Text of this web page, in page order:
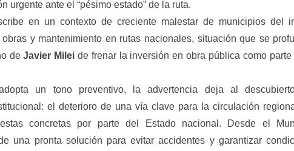
urgente ante el “pésimo estado” de la ruta.
en un contexto de creciente malestar de municipios del
y mantenimiento en rutas nacionales, situación que se
deJavier Milei de frenar la inversión en obra pública como parte
un tono preventivo, la advertencia deja al
el deterioro de una vía clave para la circulación
concretas por parte del Estado nacional. Desde el
una pronta solución para evitar accidentes y garantizar